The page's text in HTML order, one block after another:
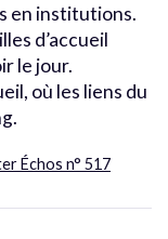
en institutions.
d’accueil
le jour.
où les liens du
Échos n° 517